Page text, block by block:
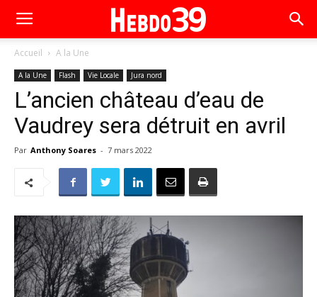
Accueil A la Une
A la Une Flash Vie Locale Jura nord
L’ancien château d’eau de
Vaudrey sera détruit en avril
Par Anthony Soares - 7 mars 2022